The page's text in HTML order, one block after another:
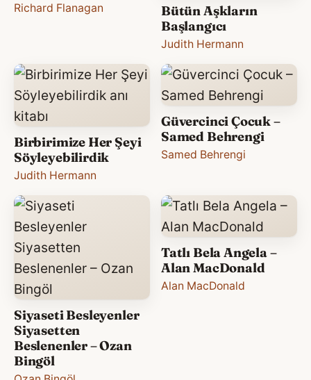
Richard Flanagan
Bütün Aşkların
Başlangıcı
Judith Hermann
Birbirimize Her Şeyi
Söyleyebilirdik
Judith Hermann
Güvercinci Çocuk –
Samed Behrengi
Samed Behrengi
Siyaseti Besleyenler
Siyasetten
Beslenenler – Ozan
Bingöl
Tatlı Bela Angela –
Alan MacDonald
Alan MacDonald